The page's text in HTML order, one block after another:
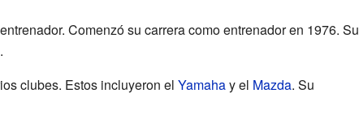
Comenzó su carrera como entrenador en 1976. Su
clubes. Estos incluyeron el Yamahay el Mazda. Su